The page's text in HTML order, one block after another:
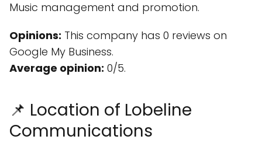
Music management and promotion.
Opinions: This company has 0 reviews on
Google My Business.
Average opinion: 0/5.
📌 Location of Lobeline
Communications